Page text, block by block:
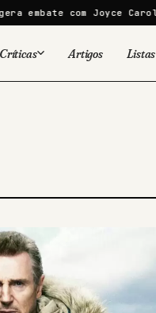
com Joyce Carol…
Críticas Artigos Listas